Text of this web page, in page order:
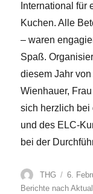
International für
Kuchen. Alle
– waren
Spaß.
diesem Jahr
Wienhauer,
sich herzlich bei
und des ELC-
bei der
Autor
THG
am
6.
Berichte nach